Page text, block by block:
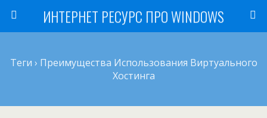
ИНТЕРНЕТ РЕСУРС ПРО WINDOWS
Теги › Преимущества Использования Виртуального
Хостинга